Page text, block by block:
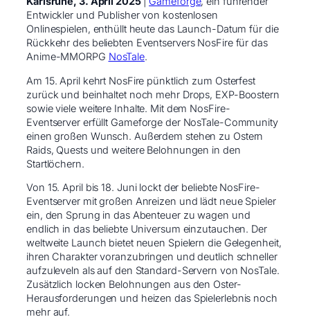
Entwickler und Publisher von kostenlosen
Onlinespielen, enthüllt heute das Launch-Datum für die
Rückkehr des beliebten Eventservers NosFire für das
Anime-MMORPG NosTale.
Am 15. April kehrt NosFire pünktlich zum Osterfest
zurück und beinhaltet noch mehr Drops, EXP-Boostern
sowie viele weitere Inhalte. Mit dem NosFire-
Eventserver erfüllt Gameforge der NosTale-Community
einen großen Wunsch. Außerdem stehen zu Ostern
Raids, Quests und weitere Belohnungen in den
Startlöchern.
Von 15. April bis 18. Juni lockt der beliebte NosFire-
Eventserver mit großen Anreizen und lädt neue Spieler
ein, den Sprung in das Abenteuer zu wagen und
endlich in das beliebte Universum einzutauchen. Der
weltweite Launch bietet neuen Spielern die Gelegenheit,
ihren Charakter voranzubringen und deutlich schneller
aufzuleveln als auf den Standard-Servern von NosTale.
Zusätzlich locken Belohnungen aus den Oster-
Herausforderungen und heizen das Spielerlebnis noch
mehr auf.